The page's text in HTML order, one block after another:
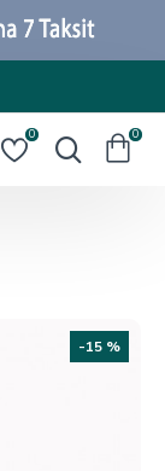
0 0
-15 %